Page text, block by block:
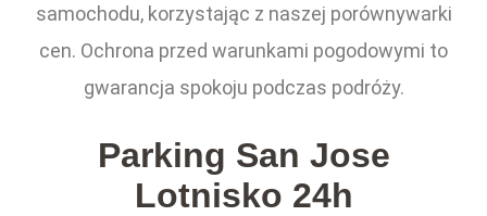
samochodu, korzystając z naszej porównywarki
cen. Ochrona przed warunkami pogodowymi to
gwarancja spokoju podczas podróży.
Parking San Jose
Lotnisko 24h